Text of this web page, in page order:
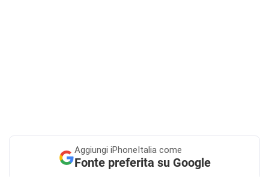
Aggiungi iPhoneItalia come
Fonte preferita su Google